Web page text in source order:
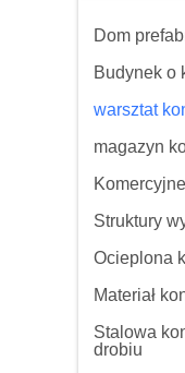
Dom
Budynek o
warsztat
magazyn
Struktury
Ocieplona
Materiał
Stalowa
drobiu